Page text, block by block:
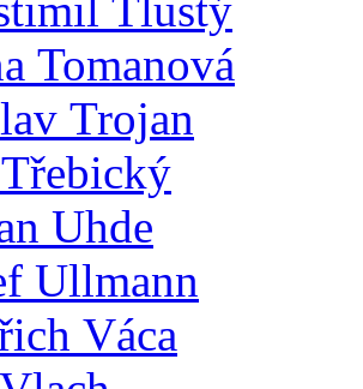
Tlustý
Tomanová
Trojan
Uhde
Ullmann
Váca